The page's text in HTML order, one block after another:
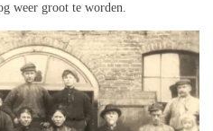
weer groot te worden.